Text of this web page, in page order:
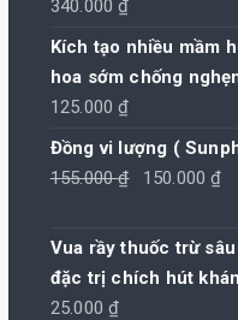
340.000₫
Kích tạo nhiều mầm
hoa sớm chống
125.000₫
Đồng vi lượng (
155.000₫
Giá
155.000 ₫.
150.000₫
Vua rầy thuốc trừ
đặc trị chích hút
25.000₫